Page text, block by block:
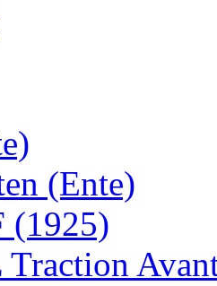
(Ente)
(1925)